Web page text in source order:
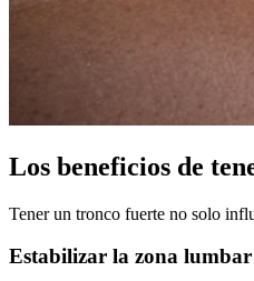
Los beneficios de
Tener un tronco fuerte no solo
Estabilizar la zona lumbar